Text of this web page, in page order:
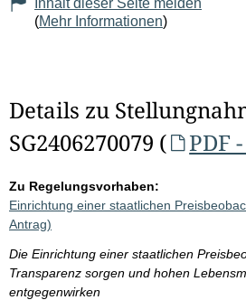
Inhalt dieser Seite melden
(Mehr Informationen)
Details zu
SG2406270079 (
PDF
Zu Regelungsvorhaben:
Einrichtung einer staatlichen
Antrag)
Die Einrichtung einer staatlichen
Transparenz sorgen und hohen
entgegenwirken